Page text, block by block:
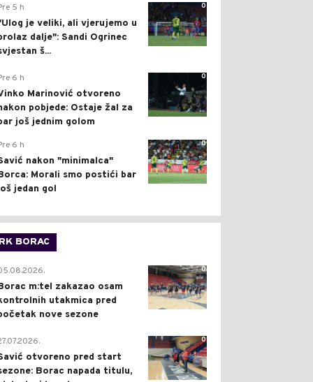
0
5 h
je veliki, ali vjerujemo u
dalje": Sandi Ogrinec
š...
0
6 h
Marinović otvoreno
pobjede: Ostaje žal za
još jednim golom
0
6 h
nakon "minimalca"
Morali smo postići bar
jedan gol
RK BORAC
0
m:tel zakazao osam
utakmica pred
nove sezone
0
otvoreno pred start
Borac napada titulu,